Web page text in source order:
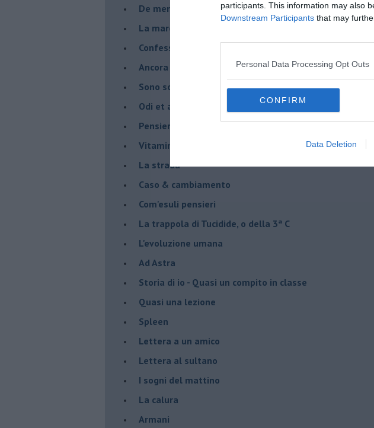
participants. This information may also
Downstream Participants that may
Personal Data Processing Opt Outs
CONFIRM
Data Deletion
De mente
La marcia
Confessioni del pappagallo
Ancora pensieri & disordine
Sono solo parole
Odi et amo
Pensieri in disordine sparso
Vitamina D
La strada
Caso & cambiamento
Com'esuli pensieri
La trappola di Tucidide, o della 3ª C
L'evoluzione umana
Ad Astra
Storia di io - Quasi un compito in classe
Quasi una lezione
Spleen
Lettera a un amico
Lettera al sultano
I sogni del mattino
La calura
Armani